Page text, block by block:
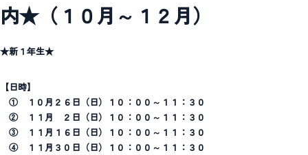
内★（１０月～１２月）
★新１年生★
【日時】
① １０月２６日（日）１０：００～１１：３０
② １１月 ２日（日）１０：００～１１：３０
③ １１月１６日（日）１０：００～１１：３０
④
１１ 月３０日（日）１０：００～１１：３０